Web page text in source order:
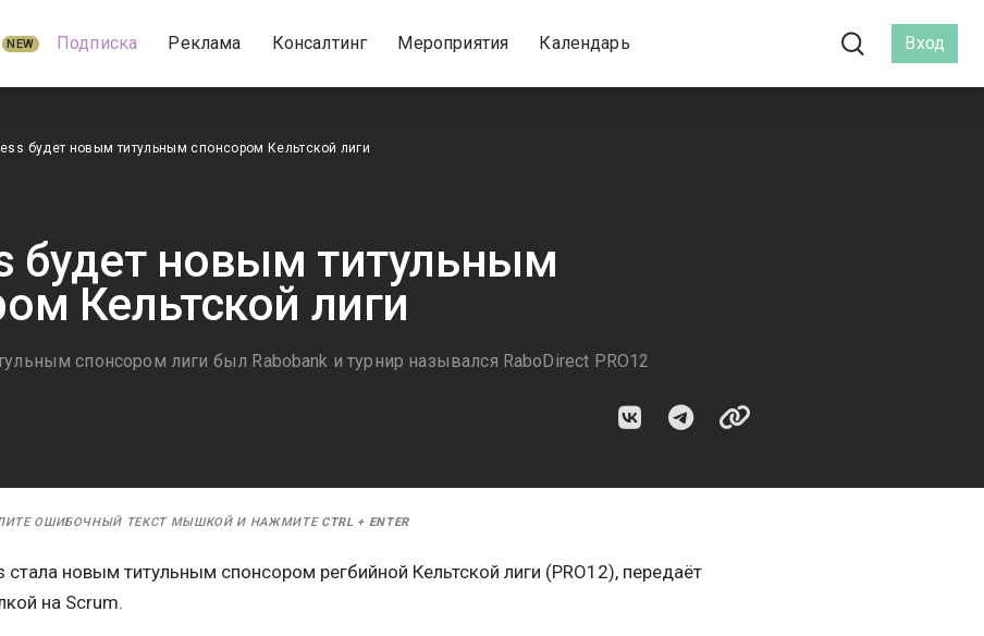
NEW Подписка Реклама Консалтинг Мероприятия Календарь Вход
будет новым титульным спонсором Кельтской лиги
будет новым титульным
Кельтской лиги
спонсором лиги был Rabobank и турнир назывался RaboDirect PRO12
ОШИБОЧНЫЙ ТЕКСТ МЫШКОЙ И НАЖМИТЕ CTRL + ENTER
стала новым титульным спонсором регбийной Кельтской лиги (PRO12), передаёт
на Scrum.